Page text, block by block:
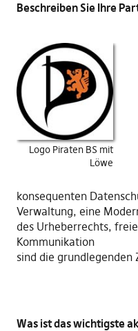
Beschreiben Sie Ihre
Logo Piraten BS mit
Löwe
konsequenten
Verwaltung, eine
des Urheberrechts,
Kommunikation
sind die grundlegenden
Was ist das wichtigste